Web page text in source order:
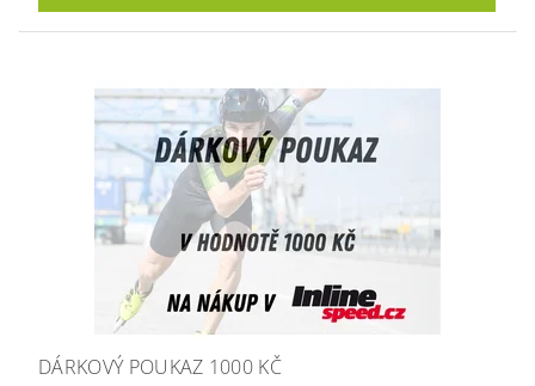
DÁRKOVÝ POUKAZ 1000 KČ